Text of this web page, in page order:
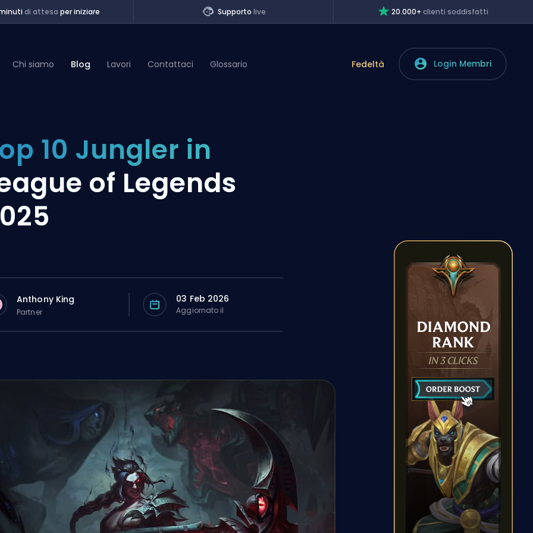
di attesa per iniziare Supporto live 20.000+clienti soddisfatti
Chi siamo Blog Lavori Contattaci Glossario Fedeltà Login Membri
10 Jungler in
of Legends
Anthony King
Partner
03 Feb 2026
Aggiornato il